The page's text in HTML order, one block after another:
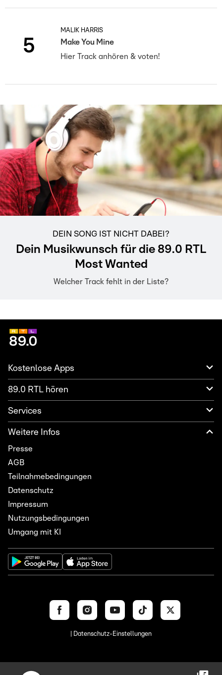
5
MALIK HARRIS
Make You Mine
Hier Track anhören & voten!
DEIN SONG IST NICHT DABEI?
Dein Musikwunsch für die 89.0 RTL
Most Wanted
Welcher Track fehlt in der Liste?
Kostenlose Apps
89.0 RTL hören
Services
Weitere Infos
Presse
AGB
Teilnahmebedingungen
Datenschutz
Impressum
Nutzungsbedingungen
Umgang mit KI
| Datenschutz-Einstellungen